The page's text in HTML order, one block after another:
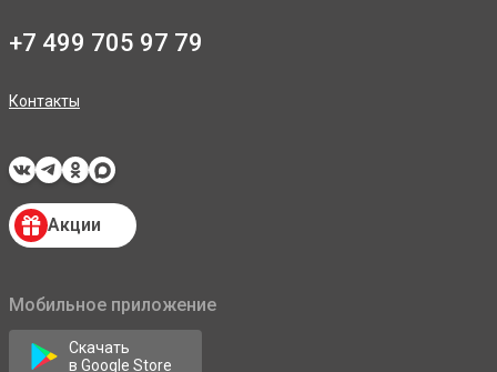
+7 499 705 97 79
Контакты
Акции
Мобильное приложение
Скачать
в Google Store